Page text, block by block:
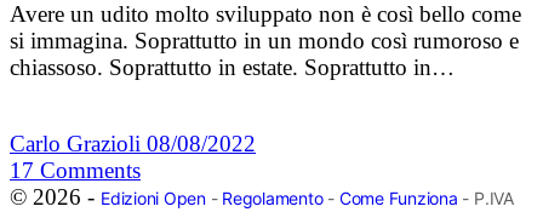
Avere un udito molto sviluppato non è così bello come
si immagina. Soprattutto in un mondo così rumoroso e
chiassoso. Soprattutto in estate. Soprattutto in…
Carlo Grazioli 08/08/2022
17 Comments
© 2026 - Edizioni Open- Regolamento- Come Funziona - P.IVA